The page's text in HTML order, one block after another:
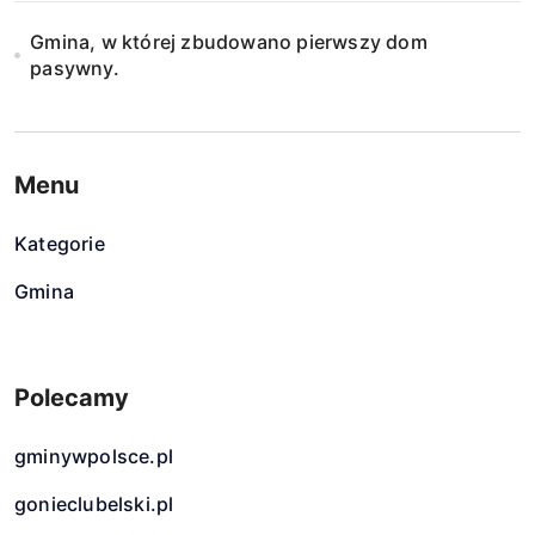
Gmina, w której zbudowano pierwszy dom
pasywny.
Menu
Kategorie
Gmina
Polecamy
gminywpolsce.pl
gonieclubelski.pl